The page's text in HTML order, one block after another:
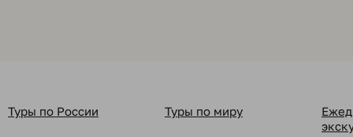
Туры по России Туры по миру